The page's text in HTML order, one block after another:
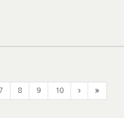
7 8 9 10